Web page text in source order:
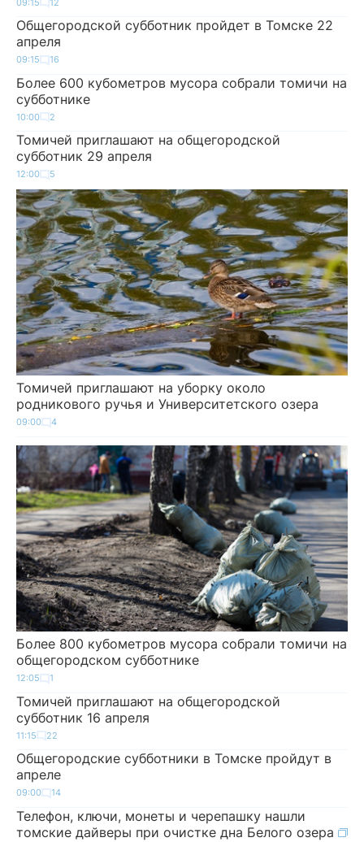
Общегородской субботник пройдет в Томске 22
апреля
09:15 16
Более 600 кубометров мусора собрали томичи на
субботнике
10:00 2
Томичей приглашают на общегородской
субботник 29 апреля
12:00 5
Томичей приглашают на уборку около
родникового ручья и Университетского озера
09:00 4
Более 800 кубометров мусора собрали томичи на
общегородском субботнике
12:05 1
Томичей приглашают на общегородской
субботник 16 апреля
11:15 22
Общегородские субботники в Томске пройдут в
апреле
09:00 14
Телефон, ключи, монеты и черепашку нашли
томские дайверы при очистке дна Белого озера